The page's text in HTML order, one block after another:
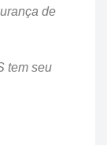
de
tem seu